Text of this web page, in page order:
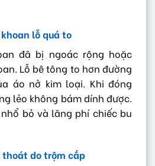
lỗ quá to
đã bị ngoác rộng hoặc
Lỗ bê tông to hơn đường
áo nở kim loại. Khi đóng
lẻo không bám dính được.
bỏ và lãng phí chiếc bu
do trộm cắp